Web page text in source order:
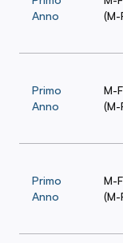
Anno
(M-
Primo
Anno
M-
(M-
Primo
Anno
M-
(M-